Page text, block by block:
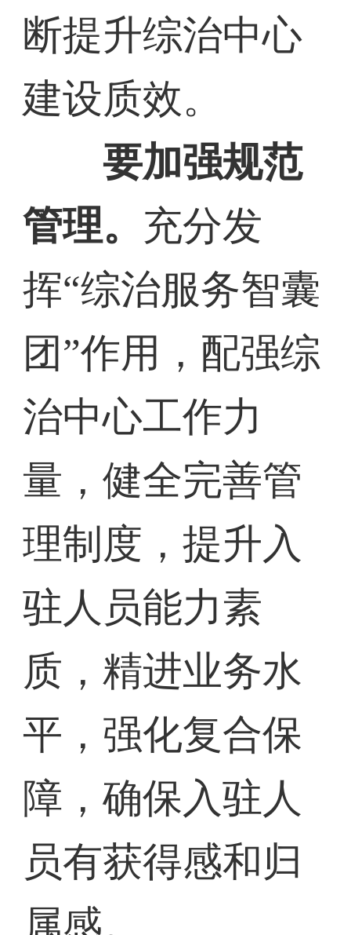
断提升综治中心
建设质效。
要加强规范
管理。 充分发
挥“综治服务智囊
团”作用，配强综
治中心工作力
量，健全完善管
理制度，提升入
驻人员能力素
质，精进业务水
平，强化复合保
障，确保入驻人
员有获得感和归
属感。